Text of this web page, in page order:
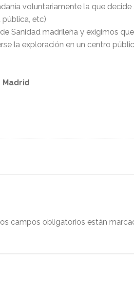
voluntariamente la que
pública, etc)
Sanidad madrileña y exigimos
la exploración en un centro
Madrid
campos obligatorios están